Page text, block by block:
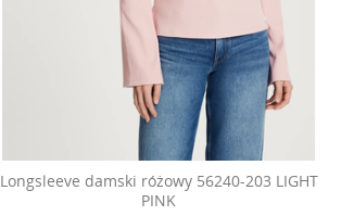
Longsleeve damski różowy 56240-203 LIGHT
PINK